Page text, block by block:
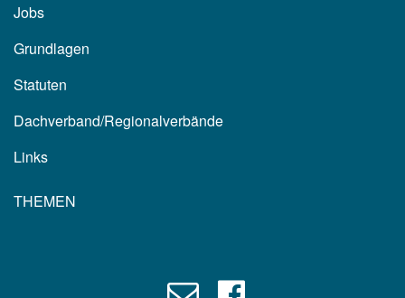
Jobs
Grundlagen
Statuten
Dachverband/Regionalverbände
Links
THEMEN